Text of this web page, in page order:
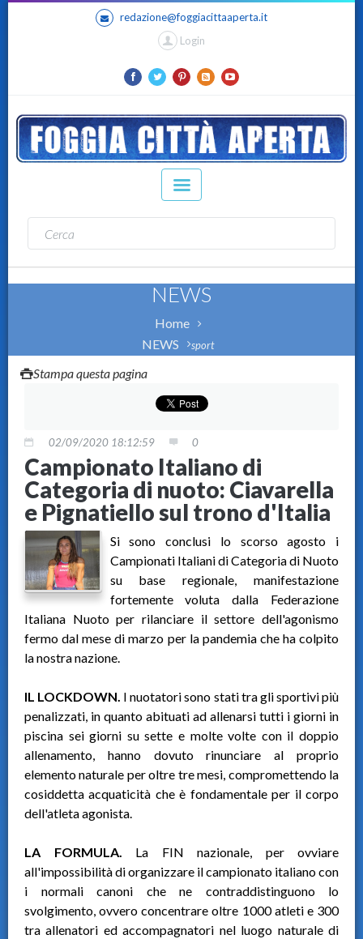
redazione@foggiacittaaperta.it
Login
NEWS
Home
NEWS
sport
Stampa questa pagina
02/09/2020 18:12:59 0
Campionato Italiano di
Categoria di nuoto: Ciavarella
e Pignatiello sul trono d'Italia
Si sono conclusi lo scorso agosto i
Campionati Italiani di Categoria di Nuoto
su base regionale, manifestazione
fortemente voluta dalla Federazione
Italiana Nuoto per rilanciare il settore dell'agonismo
fermo dal mese di marzo per la pandemia che ha colpito
la nostra nazione.
IL LOCKDOWN. I nuotatori sono stati tra gli sportivi più
penalizzati, in quanto abituati ad allenarsi tutti i giorni in
piscina sei giorni su sette e molte volte con il doppio
allenamento, hanno dovuto rinunciare al proprio
elemento naturale per oltre tre mesi, compromettendo la
cosiddetta acquaticità che è fondamentale per il corpo
dell'atleta agonista.
LA FORMULA. La FIN nazionale, per ovviare
all'impossibilità di organizzare il campionato italiano con
i normali canoni che ne contraddistinguono lo
svolgimento, ovvero concentrare oltre 1000 atleti e 300
tra allenatori ed accompagnatori nel luogo naturale di